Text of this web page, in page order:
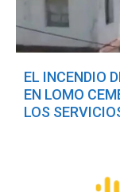
EL INCENDIO
EN LOMO
LOS